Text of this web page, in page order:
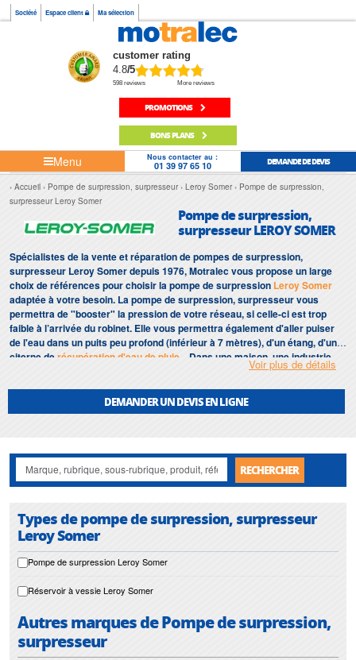
Société Espace client Ma sélection
customer rating
4.8/5
598 reviews More reviews
PROMOTIONS
BONS PLANS
Menu Nous contacter au :
01 39 97 65 10 DEMANDE DE DEVIS
Accueil Pompe de surpression, surpresseur Leroy Somer
Pompe de surpression,
surpresseur Leroy Somer
Pompe de surpression,
surpresseur LEROY SOMER
Spécialistes de la vente et réparation de pompes de surpression,
surpresseur Leroy Somer depuis 1976, Motralec vous propose un large
choix de références pour choisir la pompe de surpression Leroy Somer
adaptée à votre besoin. La pompe de surpression, surpresseur vous
permettra de "booster" la pression de votre réseau, si celle-ci est trop
faible à l’arrivée du robinet. Elle vous permettra également d'aller puiser
de l'eau dans un puits peu profond (inférieur à 7 mètres), d'un étang, d'une
citerne derécupération d'eau de pluie ... Dans une maison, une industrie,
ou un groupement d'habitation (on parlera dans ce cas plutôt de
de l'eau claire sous pression en plus ou moins grande quantité, et ce, en
fonction de la demande.
avec de nouvelles solutions et de nouveaux matériaux.
Voir plus de détails
DEMANDER UN DEVIS EN LIGNE
RECHERCHER
Types de pompe de surpression, surpresseur
Leroy Somer
Pompe de surpression Leroy Somer
Réservoir à vessie Leroy Somer
Autres marques de Pompe de surpression,
surpresseur